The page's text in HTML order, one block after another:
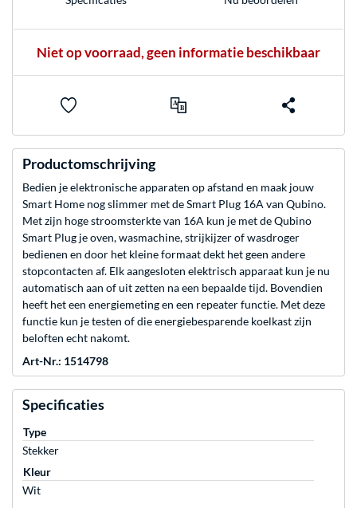
Niet op voorraad, geen informatie beschikbaar
Productomschrijving
Bedien je elektronische apparaten op afstand en maak jouw
Smart Home nog slimmer met de Smart Plug 16A van Qubino.
Met zijn hoge stroomsterkte van 16A kun je met de Qubino
Smart Plug je oven, wasmachine, strijkijzer of wasdroger
bedienen en door het kleine formaat dekt het geen andere
stopcontacten af. Elk aangesloten elektrisch apparaat kun je nu
automatisch aan of uit zetten na een bepaalde tijd. Bovendien
heeft het een energiemeting en een repeater functie. Met deze
functie kun je testen of die energiebesparende koelkast zijn
beloften echt nakomt.
Art-Nr.: 1514798
Specificaties
Type
Stekker
Kleur
Wit